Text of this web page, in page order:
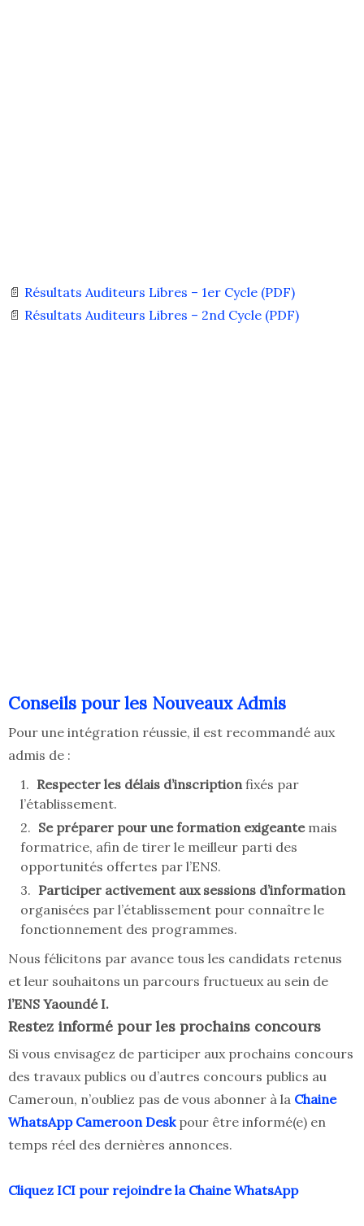
📄 Résultats Auditeurs Libres – 1er Cycle (PDF)
📄 Résultats Auditeurs Libres – 2nd Cycle (PDF)
Conseils pour les Nouveaux Admis
Pour une intégration réussie, il est recommandé aux
admis de :
Respecter les délais d’inscriptionfixés par
l’établissement.
Se préparer pour une formation exigeantemais
formatrice, afin de tirer le meilleur parti des
opportunités offertes par l’ENS.
Participer activement aux sessions d’information
organisées par l’établissement pour connaître le
fonctionnement des programmes.
Nous félicitons par avance tous les candidats retenus
et leur souhaitons un parcours fructueux au sein de
l’ENS Yaoundé I.
Restez informé pour les prochains concours
Si vous envisagez de participer aux prochains concours
des travaux publics ou d’autres concours publics au
Cameroun, n’oubliez pas de vous abonner à la Chaine
WhatsApp Cameroon Desk pour être informé(e) en
temps réel des dernières annonces.
Cliquez ICI pour rejoindre la Chaine WhatsApp